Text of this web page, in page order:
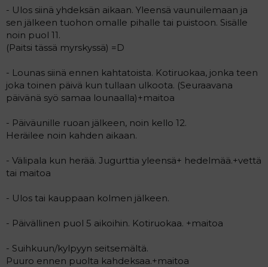
- Ulos siinä yhdeksän aikaan. Yleensä vaunuilemaan ja
sen jälkeen tuohon omalle pihalle tai puistoon. Sisälle
noin puol 11.
(Paitsi tässä myrskyssä) =D
- Lounas siinä ennen kahtatoista. Kotiruokaa, jonka teen
joka toinen päivä kun tullaan ulkoota. (Seuraavana
päivänä syö samaa lounaalla)+maitoa
- Päiväunille ruoan jälkeen, noin kello 12.
Heräilee noin kahden aikaan.
- Välipala kun herää. Jugurttia yleensä+ hedelmää.+vettä
tai maitoa
- Ulos tai kauppaan kolmen jälkeen.
- Päivällinen puol 5 aikoihin. Kotiruokaa. +maitoa
- Suihkuun/kylpyyn seitsemältä.
Puuro ennen puolta kahdeksaa.+maitoa